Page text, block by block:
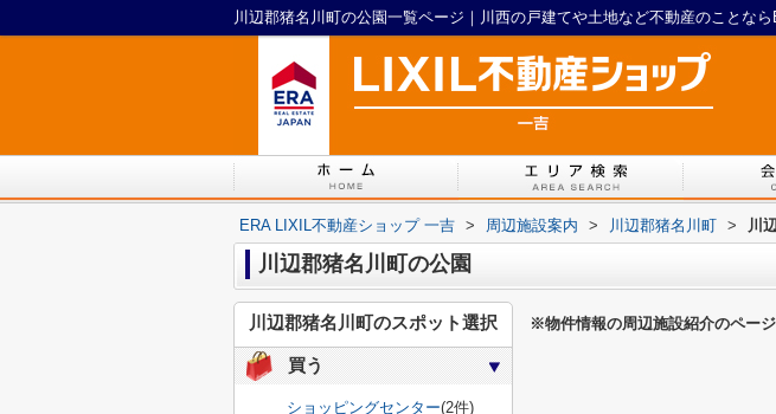
ERA LIXIL不動産ショップ 一吉 > 周辺施設案内 > 川辺郡猪名川町 > 川
川辺郡猪名川町の公園
※物件情報の周辺施設紹介のペー
川辺郡猪名川町のスポット選択
買う
ショッピングセンター(2件)